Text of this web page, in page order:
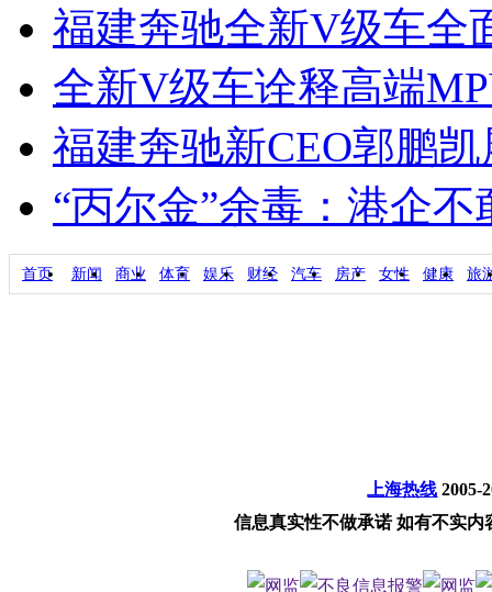
福建奔驰全新V级车全
全新V级车诠释高端
福建奔驰新CEO郭鹏
“丙尔金”余毒：港企
首页 新闻 商业 体育 娱乐 财经 汽车 房产 女性 健康 旅
上海热线 2005-
信息真实性不做承诺 如有不实内